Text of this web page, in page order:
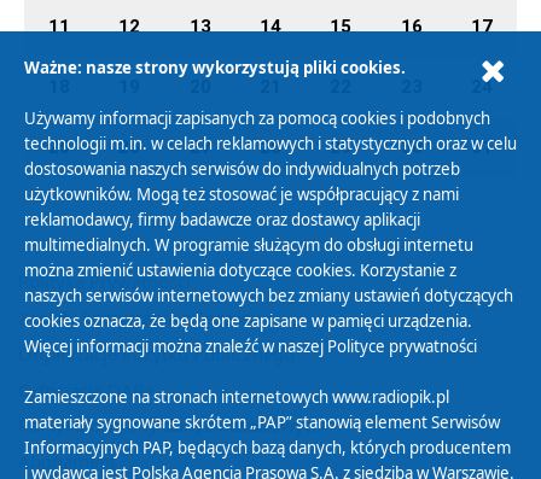
11 12 13 14 15 16 17
24
25 26 27 28 29 30 31
Polityka Prywatności
Zasady korzystania z Serwisu
Organizacje Pożytku Publicznego
Cyfryzacja DAB+
Polityka ochrony danych osobowych
Abonament
Ważne: nasze strony wykorzystują pliki cookies.
Używamy informacji zapisanych za pomocą cookies i podobnych
technologii m.in. w celach reklamowych i statystycznych oraz w celu
dostosowania naszych serwisów do indywidualnych potrzeb
użytkowników. Mogą też stosować je współpracujący z nami
reklamodawcy, firmy badawcze oraz dostawcy aplikacji
multimedialnych. W programie służącym do obsługi internetu
można zmienić ustawienia dotyczące cookies. Korzystanie z
naszych serwisów internetowych bez zmiany ustawień dotyczących
cookies oznacza, że będą one zapisane w pamięci urządzenia.
Więcej informacji można znaleźć w naszej Polityce prywatności
Zamieszczone na stronach internetowych www.radiopik.pl
materiały sygnowane skrótem „PAP” stanowią element Serwisów
Informacyjnych PAP, będących bazą danych, których producentem
i wydawcą jest Polska Agencja Prasowa S.A. z siedzibą w Warszawie.